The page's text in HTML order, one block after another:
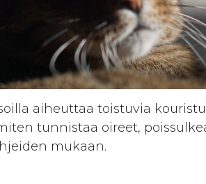
aiheuttaa toistuvia
tunnistaa oireet,
mukaan.